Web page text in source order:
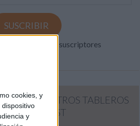
cookies, y
y
SUSCRIBIR
a otros 371K suscriptores
SIGUE NUESTROS TABLEROS
EN PINTEREST